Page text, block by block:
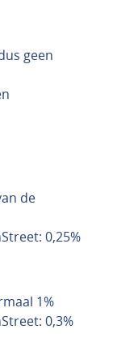
geen
de
0,25%
1%
0,3%